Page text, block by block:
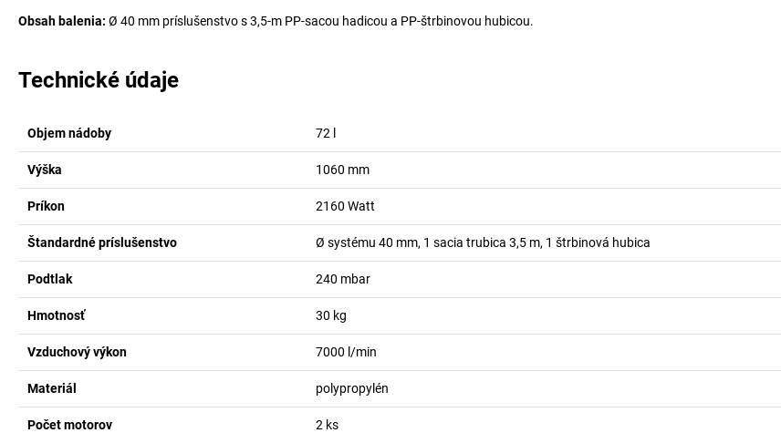
Obsah balenia: Ø 40 mm príslušenstvo s 3,5-m PP-sacou hadicou a PP-štrbinovou hubicou.
Technické údaje
Objem nádoby 72
Výška 1060 mm
Príkon 2160 Watt
Štandardné príslušenstvo Ø systému 40 mm, 1 sacia trubica 3,5 m, 1 štrbinová hubica
Podtlak 240 mbar
Hmotnosť 30 kg
Vzduchový výkon 7000 l/min
Materiál polypropylén
Počet motorov 2 ks